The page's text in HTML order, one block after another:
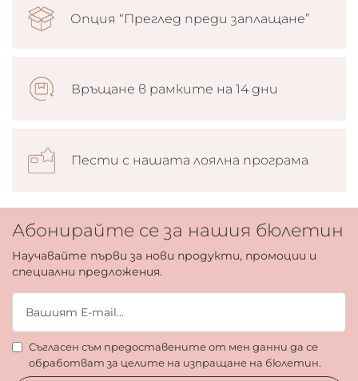
Опция “Преглед преди заплащане”
Връщане в рамките на 14 дни
Пести с нашата лоялна програма
Абонирайте се за нашия бюлетин
Научавайте първи за нови продукти, промоции и
специални предложения.
Съгласен съм предоставените от мен данни да се
обработват за целите на изпращане на бюлетин.